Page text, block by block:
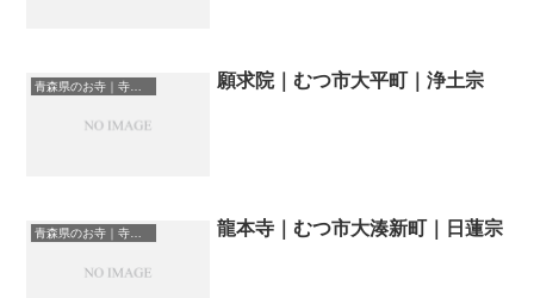
青森県のお寺｜寺院一覧 願求院｜むつ市大平町｜浄土宗
青森県のお寺｜寺院一覧 龍本寺｜むつ市大湊新町｜日蓮宗